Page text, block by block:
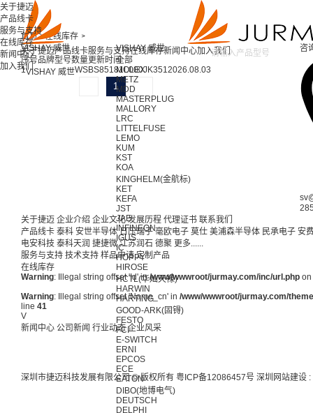
关于捷迈产品线卡服务与支持在线库存新闻中心加入我们
关于捷迈
产品线卡
服务与支持
在线库存
新闻中心
加入我们
首页 >在线库存 >
咨
VISHAY 威世
VISHAY 威世
全部
MOLEX
METZ
MDD
MASTERPLUG
MALLORY
LRC
LITTELFUSE
LEMO
KUM
KST
KOA
KINGHELM(金航标)
KET
KEFA
JST
JAE
INFINEON
IGUS
IC
HOPPY
HIROSE
HCTL(华灿天禄)
HARWIN
HARTING
GOOD-ARK(固锝)
FESTO
FCI
E-SWITCH
ERNI
EPCOS
ECE
EATON
DIBO(地博电气)
DEUTSCH
DELPHI
序号品牌型号数量更新时间
1VISHAY 威世WSBS85181L000JK3512026.08.03
1
关于捷迈 企业介绍 企业文化 发展历程 代理证书 联系我们
产品线卡 泰科 安世半导体 日压瑞子 毫欧电子 莫仕 美浦森半导体 民承电子 安
电安科技 泰科天润 捷捷微 江苏润石 德聚 更多......
服务与支持 技术支持 样品申请 定制产品
在线库存
Warning: Illegal string offset 'Id' in/www/wwwroot/jurmay.com/inc/url.php
Warning: Illegal string offset 'Name_cn' in /www/wwwroot/jurmay.com/
line 41
V
新闻中心 公司新闻 行业动态 企业风采
深圳市捷迈科技发展有限公司 © 版权所有 粤ICP备12086457号 深圳网站建设 :